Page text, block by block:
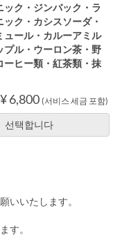
ク・ジンバック・ラ
ク・カシスソーダ・
ュール・カルーアミル
プル・ウーロン茶・野
ヒー類・紅茶類・抹
¥ 6,800 (서비스 세금 포함)
선택합니다
いいたします。
す。